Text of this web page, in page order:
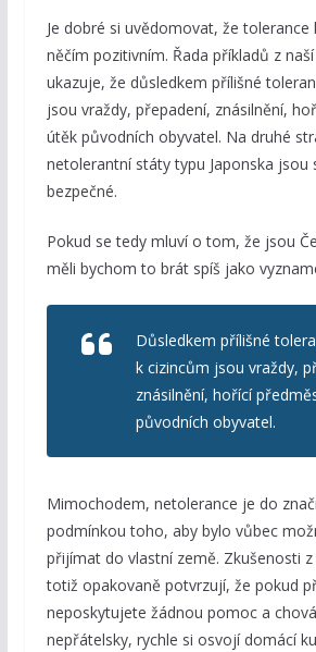
Je dobré si uvědomovat, že tolerance
něčím pozitivním. Řada příkladů z
ukazuje, že důsledkem přílišné
jsou vraždy, přepadení, znásilnění,
útěk původních obyvatel. Na druhé
netolerantní státy typu Japonska jsou
bezpečné.
Pokud se tedy mluví o tom, že jsou
měli bychom to brát spíš jako
Důsledkem přílišné
k cizincům jsou vraždy,
znásilnění, hořící
původních obyvatel.
Mimochodem, netolerance je do
podmínkou toho, aby bylo vůbec
přijímat do vlastní země. Zkušenosti
totiž opakovaně potvrzují, že pokud
neposkytujete žádnou pomoc a
nepřátelsky, rychle si osvojí domácí